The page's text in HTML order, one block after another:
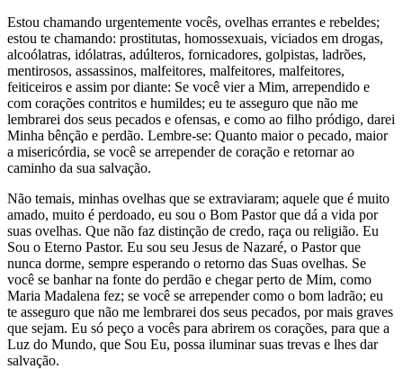
Estou chamando urgentemente vocês, ovelhas errantes e rebeldes;
estou te chamando: prostitutas, homossexuais, viciados em drogas,
alcoólatras, idólatras, adúlteros, fornicadores, golpistas, ladrões,
mentirosos, assassinos, malfeitores, malfeitores, malfeitores,
feiticeiros e assim por diante: Se você vier a Mim, arrependido e
com corações contritos e humildes; eu te asseguro que não me
lembrarei dos seus pecados e ofensas, e como ao filho pródigo, darei
Minha bênção e perdão. Lembre-se: Quanto maior o pecado, maior
a misericórdia, se você se arrepender de coração e retornar ao
caminho da sua salvação.
Não temais, minhas ovelhas que se extraviaram; aquele que é muito
amado, muito é perdoado, eu sou o Bom Pastor que dá a vida por
suas ovelhas. Que não faz distinção de credo, raça ou religião. Eu
Sou o Eterno Pastor. Eu sou seu Jesus de Nazaré, o Pastor que
nunca dorme, sempre esperando o retorno das Suas ovelhas. Se
você se banhar na fonte do perdão e chegar perto de Mim, como
Maria Madalena fez; se você se arrepender como o bom ladrão; eu
te asseguro que não me lembrarei dos seus pecados, por mais graves
que sejam. Eu só peço a vocês para abrirem os corações, para que a
Luz do Mundo, que Sou Eu, possa iluminar suas trevas e lhes dar
salvação.